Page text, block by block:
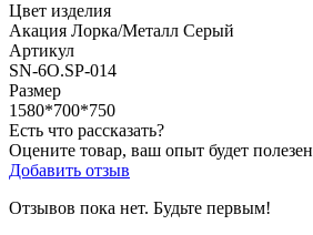
Цвет изделия
Акация Лорка/Металл Серый
Артикул
SN-6O.SP-014
Размер
1580*700*750
Есть что рассказать?
Оцените товар, ваш опыт будет полезен
Добавить отзыв
Отзывов пока нет. Будьте первым!